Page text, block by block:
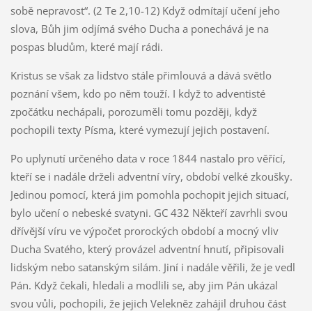
sobě nepravost“. (2 Te 2,10-12) Když odmítají učení jeho
slova, Bůh jim odjímá svého Ducha a ponechává je na
pospas bludům, které mají rádi.
Kristus se však za lidstvo stále přimlouvá a dává světlo
poznání všem, kdo po něm touží. I když to adventisté
zpočátku nechápali, porozuměli tomu později, když
pochopili texty Písma, které vymezují jejich postavení.
Po uplynutí určeného data v roce 1844 nastalo pro věřící,
kteří se i nadále drželi adventní víry, období velké zkoušky.
Jedinou pomocí, která jim pomohla pochopit jejich situací,
bylo učení o nebeské svatyni. GC 432 Někteří zavrhli svou
dřívější víru ve výpočet prorockých období a mocný vliv
Ducha Svatého, který provázel adventní hnutí, připisovali
lidským nebo satanským silám. Jiní i nadále věřili, že je vedl
Pán. Když čekali, hledali a modlili se, aby jim Pán ukázal
svou vůli, pochopili, že jejich Velekněz zahájil druhou část